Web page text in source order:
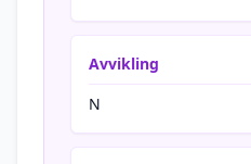
Avvikling
N